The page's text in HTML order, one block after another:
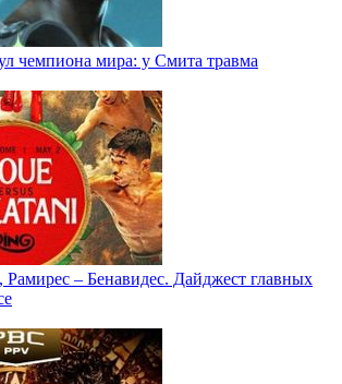
чемпиона мира: у Смита травма
– Бенавидес. Дайджест главных